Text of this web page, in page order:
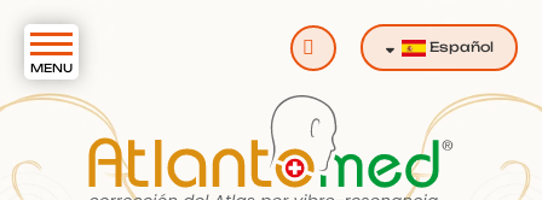
Buscar Español